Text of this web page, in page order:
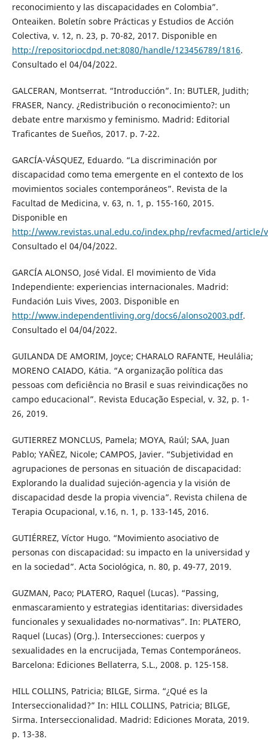
reconocimiento y las discapacidades en Colombia”.
Onteaiken. Boletín sobre Prácticas y Estudios de Acción
Colectiva, v. 12, n. 23, p. 70-82, 2017. Disponible en
http://repositoriocdpd.net:8080/handle/123456789/1816.
Consultado el 04/04/2022.
GALCERAN, Montserrat. “Introducción”. In: BUTLER, Judith;
FRASER, Nancy. ¿Redistribución o reconocimiento?: un
debate entre marxismo y feminismo. Madrid: Editorial
Traficantes de Sueños, 2017. p. 7-22.
GARCÍA-VÁSQUEZ, Eduardo. “La discriminación por
discapacidad como tema emergente en el contexto de los
movimientos sociales contemporáneos”. Revista de la
Facultad de Medicina, v. 63, n. 1, p. 155-160, 2015.
Disponible en
http://www.revistas.unal.edu.co/index.php/revfacmed/article/
Consultado el 04/04/2022.
GARCÍA ALONSO, José Vidal. El movimiento de Vida
Independiente: experiencias internacionales. Madrid:
Fundación Luis Vives, 2003. Disponible en
http://www.independentliving.org/docs6/alonso2003.pdf.
Consultado el 04/04/2022.
GUILANDA DE AMORIM, Joyce; CHARALO RAFANTE, Heulália;
MORENO CAIADO, Kátia. “A organização política das
pessoas com deficiência no Brasil e suas reivindicações no
campo educacional”. Revista Educação Especial, v. 32, p. 1-
26, 2019.
GUTIERREZ MONCLUS, Pamela; MOYA, Raúl; SAA, Juan
Pablo; YAÑEZ, Nicole; CAMPOS, Javier. “Subjetividad en
agrupaciones de personas en situación de discapacidad:
Explorando la dualidad sujeción-agencia y la visión de
discapacidad desde la propia vivencia”. Revista chilena de
Terapia Ocupacional, v.16, n. 1, p. 133-145, 2016.
GUTIÉRREZ, Víctor Hugo. “Movimiento asociativo de
personas con discapacidad: su impacto en la universidad y
en la sociedad”. Acta Sociológica, n. 80, p. 49-77, 2019.
GUZMAN, Paco; PLATERO, Raquel (Lucas). “Passing,
enmascaramiento y estrategias identitarias: diversidades
funcionales y sexualidades no-normativas”. In: PLATERO,
Raquel (Lucas) (Org.). Intersecciones: cuerpos y
sexualidades en la encrucijada, Temas Contemporáneos.
Barcelona: Ediciones Bellaterra, S.L., 2008. p. 125-158.
HILL COLLINS, Patricia; BILGE, Sirma. “¿Qué es la
Interseccionalidad?” In: HILL COLLINS, Patricia; BILGE,
Sirma. Interseccionalidad. Madrid: Ediciones Morata, 2019.
p. 13-38.